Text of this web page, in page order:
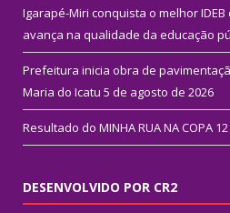
Igarapé-Miri conquista o melhor
avança na qualidade da educação
Prefeitura inicia obra de
Maria do Icatu 5 de agosto de 2026
Resultado do MINHA RUA NA COPA
DESENVOLVIDO POR CR2